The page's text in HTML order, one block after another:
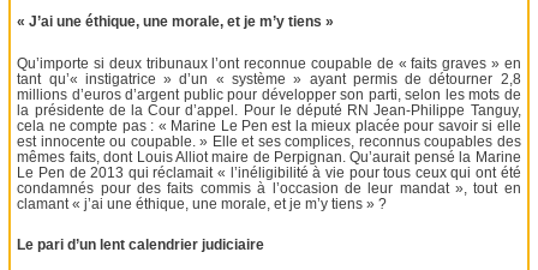
« J’ai une éthique, une morale, et je m’y tiens »
Qu’importe si deux tribunaux l’ont reconnue coupable de « faits graves » en
tant qu’« instigatrice » d’un « système » ayant permis de détourner 2,8
millions d’euros d’argent public pour développer son parti, selon les mots de
la présidente de la Cour d’appel. Pour le député RN Jean-Philippe Tanguy,
cela ne compte pas : « Marine Le Pen est la mieux placée pour savoir si elle
est innocente ou coupable. » Elle et ses complices, reconnus coupables des
mêmes faits, dont Louis Alliot maire de Perpignan. Qu’aurait pensé la Marine
Le Pen de 2013 qui réclamait « l’inéligibilité à vie pour tous ceux qui ont été
condamnés pour des faits commis à l’occasion de leur mandat », tout en
clamant « j’ai une éthique, une morale, et je m’y tiens » ?
Le pari d’un lent calendrier judiciaire